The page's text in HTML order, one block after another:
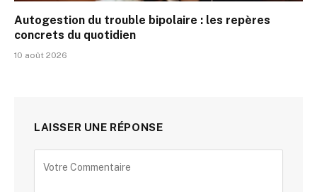
Autogestion du trouble bipolaire : les repères
concrets du quotidien
10 août 2026
LAISSER UNE RÉPONSE